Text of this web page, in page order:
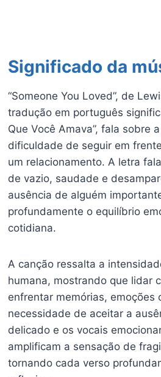
Significado da
“Someone You Loved”, de
tradução em português
Que Você Amava”, fala sobre
dificuldade de seguir em
um relacionamento. A letra
de vazio, saudade e
ausência de alguém
profundamente o equilíbrio
cotidiana.
A canção ressalta a
humana, mostrando que lidar
enfrentar memórias, emoções
necessidade de aceitar a
delicado e os vocais
amplificam a sensação de
tornando cada verso